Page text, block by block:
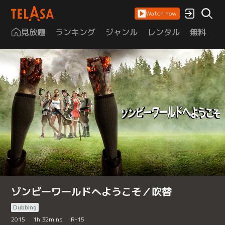
Watch now
見放題 ランキング ジャンル レンタル 無料
ゾンビーワールドへようこそ／吹替
Dubbing
2015
1h 32mins R-15